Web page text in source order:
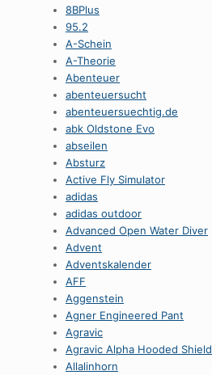
8BPlus
95.2
A-Schein
A-Theorie
Abenteuer
abenteuersucht
abenteuersuechtig.de
abk Oldstone Evo
abseilen
Absturz
Active Fly Simulator
adidas
adidas outdoor
Advanced Open Water Diver
Advent
Adventskalender
AFF
Aggenstein
Agner Engineered Pant
Agravic
Agravic Alpha Hooded Shield
Allalinhorn